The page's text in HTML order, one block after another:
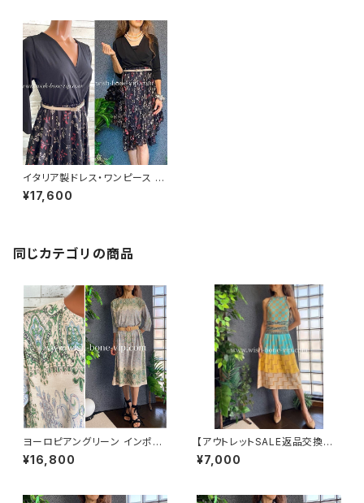
イタリア製ドレス・ワンピース 二
次会・イベント・パーティードレ
ス 七分袖＆切り替え すそアシン
¥17,600
同じカテゴリの商品
ヨーロピアングリーン インポー
トワンピース｜ストレッチジャー
ジ 七分袖ワンピース｜グリーン
¥16,800
【アウトレットSALE返品交換不
可8/20まで】ホルターネック＆
厚手ニットワンピース｜切り替え
¥7,000